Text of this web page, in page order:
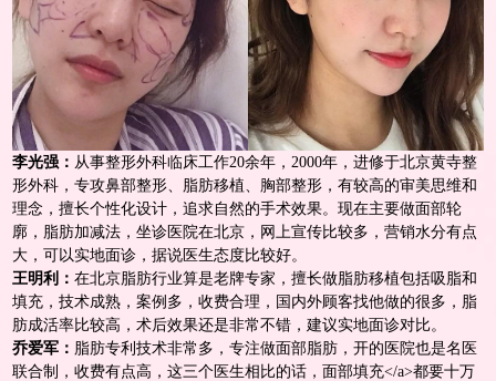
李光强： 从事整形外科临床工作20余年，2000年，进修于北京黄寺整
形外科，专攻鼻部整形、脂肪移植、胸部整形，有较高的审美思维和
理念，擅长个性化设计，追求自然的手术效果。现在主要做面部轮
廓，脂肪加减法，坐诊医院在北京，网上宣传比较多，营销水分有点
大，可以实地面诊，据说医生态度比较好。
王明利：在北京脂肪行业算是老牌专家，擅长做脂肪移植包括吸脂和
填充，技术成熟，案例多，收费合理，国内外顾客找他做的很多，脂
肪成活率比较高，术后效果还是非常不错，建议实地面诊对比。
乔爱军： 脂肪专利技术非常多，专注做面部脂肪，开的医院也是名医
联合制，收费有点高，这三个医生相比的话，面部填充</a>都要十万